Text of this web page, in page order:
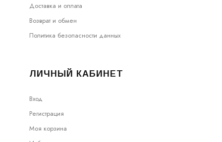
Доставка и оплата
Возврат и обмен
Политика безопасности данных
ЛИЧНЫЙ КАБИНЕТ
Вход
Регистрация
Моя корзина